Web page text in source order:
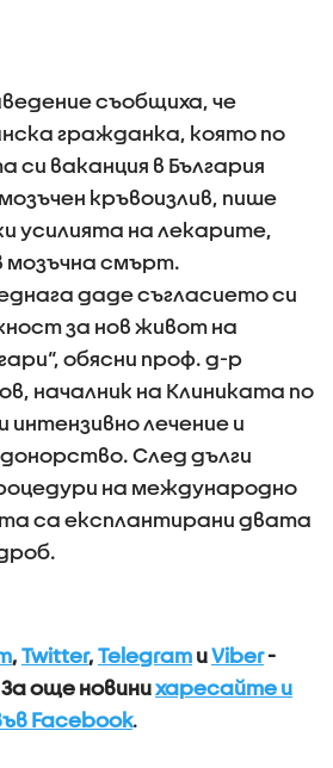
съобщиха, че
гражданка, която по
си ваканция в България
кръвоизлив, пише
усилията на лекарите,
мозъчна смърт.
даде съгласието си
за нов живот на
обясни проф. д-р
началник на Клиниката по
интензивно лечение и
След дълги
на международно
са експлантирани двата
, Twitter, Telegram иViber-
За още новинихаресайте и
Facebook.